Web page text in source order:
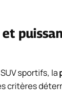
sportifs, la
critères